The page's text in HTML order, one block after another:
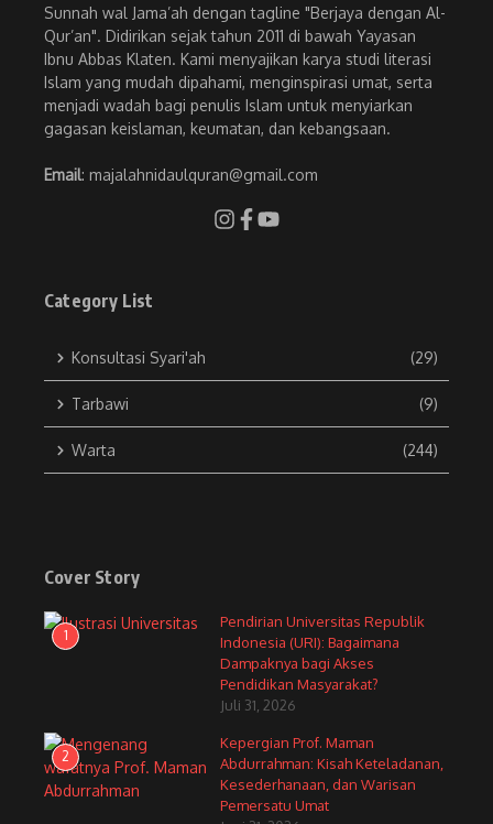
Sunnah wal Jama’ah dengan tagline "Berjaya dengan Al-
Qur’an". Didirikan sejak tahun 2011 di bawah Yayasan
Ibnu Abbas Klaten. Kami menyajikan karya studi literasi
Islam yang mudah dipahami, menginspirasi umat, serta
menjadi wadah bagi penulis Islam untuk menyiarkan
gagasan keislaman, keumatan, dan kebangsaan.
Email: majalahnidaulquran@gmail.com
Category List
Konsultasi Syari'ah (29)
Tarbawi (9)
Warta (244)
Cover Story
1
Pendirian Universitas Republik
Indonesia (URI): Bagaimana
Dampaknya bagi Akses
Pendidikan Masyarakat?
Juli 31, 2026
2
Kepergian Prof. Maman
Abdurrahman: Kisah Keteladanan,
Kesederhanaan, dan Warisan
Pemersatu Umat